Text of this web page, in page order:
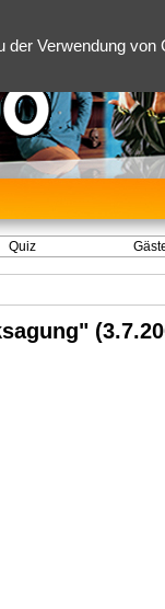
Verwendung von
Quiz